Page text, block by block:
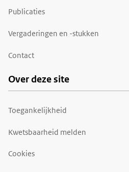
Publicaties
Vergaderingen en -stukken
Contact
Over deze site
Toegankelijkheid
Kwetsbaarheid melden
Cookies